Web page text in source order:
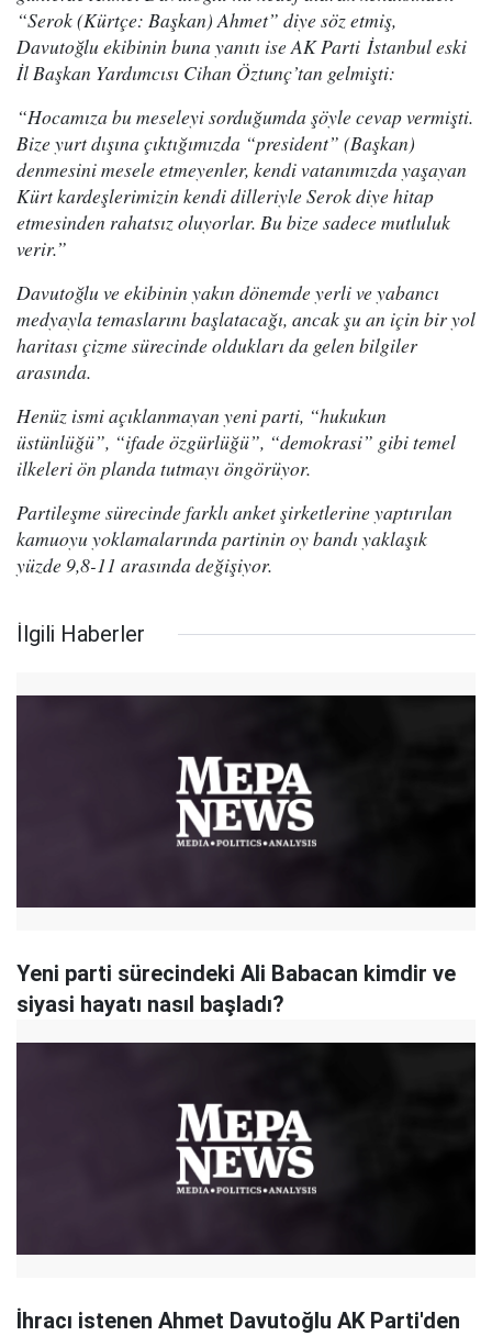
“Serok (Kürtçe: Başkan) Ahmet” diye söz etmiş,
Davutoğlu ekibinin buna yanıtı ise AK Parti İstanbul eski
İl Başkan Yardımcısı Cihan Öztunç’tan gelmişti:
“Hocamıza bu meseleyi sorduğumda şöyle cevap vermişti.
Bize yurt dışına çıktığımızda “president” (Başkan)
denmesini mesele etmeyenler, kendi vatanımızda yaşayan
Kürt kardeşlerimizin kendi dilleriyle Serok diye hitap
etmesinden rahatsız oluyorlar. Bu bize sadece mutluluk
verir.”
Davutoğlu ve ekibinin yakın dönemde yerli ve yabancı
medyayla temaslarını başlatacağı, ancak şu an için bir yol
haritası çizme sürecinde oldukları da gelen bilgiler
arasında.
Henüz ismi açıklanmayan yeni parti, “hukukun
üstünlüğü”, “ifade özgürlüğü”, “demokrasi” gibi temel
ilkeleri ön planda tutmayı öngörüyor.
Partileşme sürecinde farklı anket şirketlerine yaptırılan
kamuoyu yoklamalarında partinin oy bandı yaklaşık
yüzde 9,8-11 arasında değişiyor.
İlgili Haberler
Yeni parti sürecindeki Ali Babacan kimdir ve
siyasi hayatı nasıl başladı?
İhracı istenen Ahmet Davutoğlu AK Parti'den